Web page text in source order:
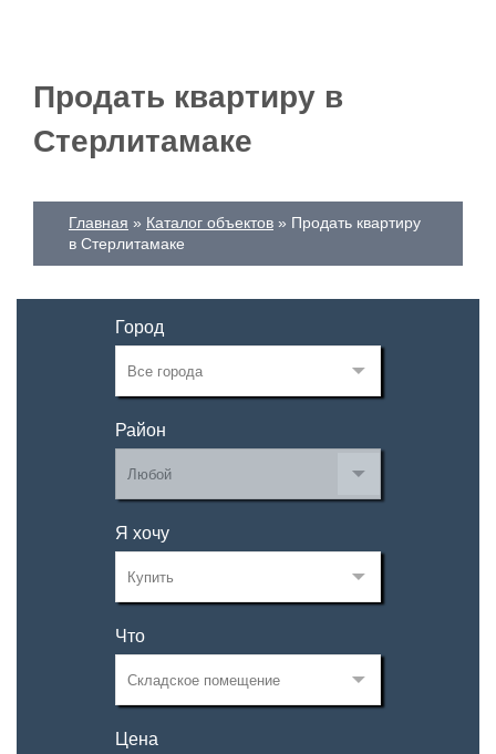
Продать квартиру в
Стерлитамаке
Главная Каталог объектов
Продать квартиру
в Стерлитамаке
Город
Район
Я хочу
Что
Цена